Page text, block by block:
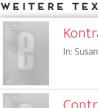
Weitere
In: